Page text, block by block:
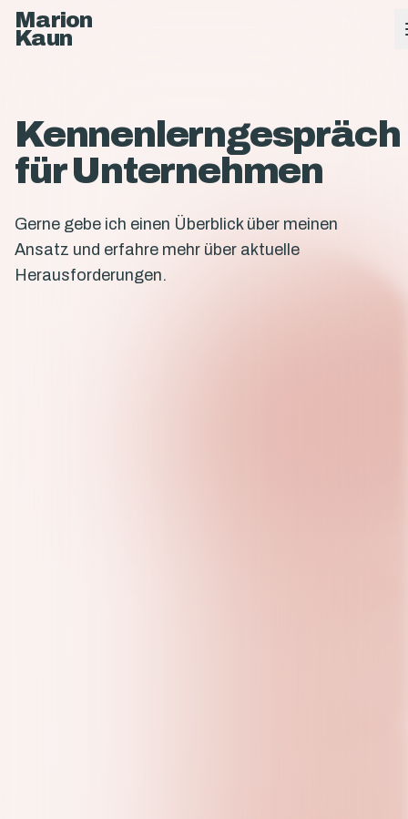
Marion
Kaun
Kennenlerngespräch
für Unternehmen
Gerne gebe ich einen Überblick über meinen
Ansatz und erfahre mehr über aktuelle
Herausforderungen.